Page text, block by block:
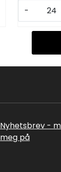
-
Nyhetsbrev -
meg på